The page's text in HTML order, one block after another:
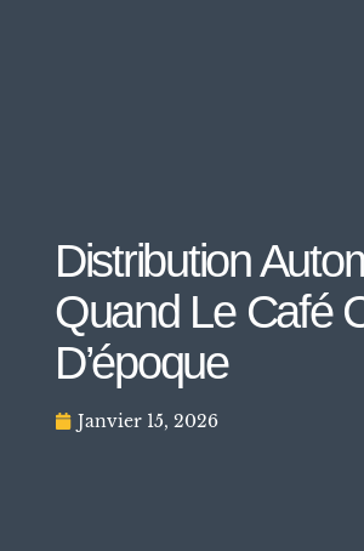
Distribution
Quand Le Café
D’époque
Janvier 15, 2026